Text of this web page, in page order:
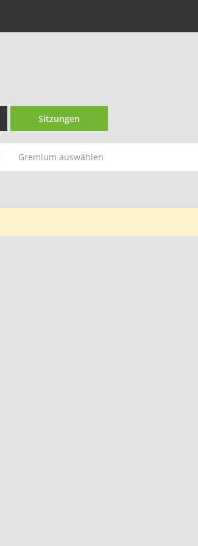
Sitzungen
Gremium auswählen